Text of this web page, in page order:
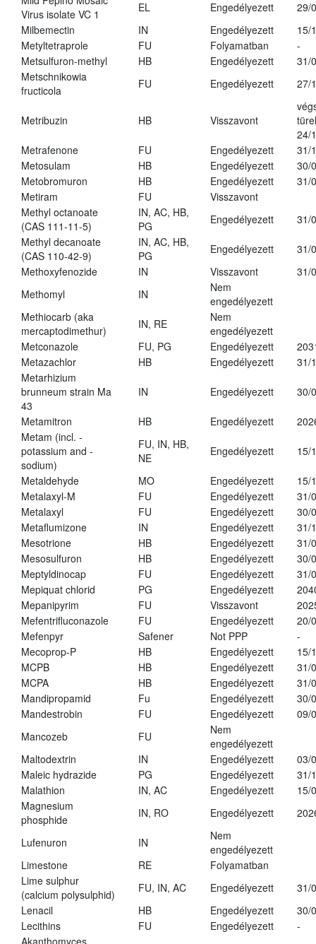
Virus isolate VC 1
EL Engedélyezett
29/
Milbemectin
IN Engedélyezett
15/
Metyltetraprole
FU Folyamatban
-
Metsulfuron-methyl
HB Engedélyezett
31/
Metschnikowia
fructicola
FU Engedélyezett 27/
Metribuzin HB Visszavont
24/
Metrafenone
FU Engedélyezett
31/
Metosulam
HB Engedélyezett
30/
Metobromuron
HB Engedélyezett
31/
Metiram
FU
Visszavont
Methyl octanoate
(CAS 111-11-5)
IN, AC, HB,
PG
Engedélyezett
31/
Methyl decanoate
(CAS 110-42-9)
IN, AC, HB,
PG
Engedélyezett
31/
Methoxyfenozide
IN Visszavont
31/
Methomyl
IN
Nem
engedélyezett
Methiocarb (aka
mercaptodimethur)
IN, RE
Nem
engedélyezett
Metconazole
FU, PG Engedélyezett
Metazachlor
HB Engedélyezett
31/
Metarhizium
brunneum strain Ma
43
IN Engedélyezett 30/
Metamitron HB Engedélyezett
Metam (incl. -
potassium and -
sodium)
FU, IN, HB,
NE
Engedélyezett 15/
Metaldehyde MO Engedélyezett
15/
Metalaxyl-M
FU Engedélyezett
31/
Metalaxyl
FU Engedélyezett
30/
Metaflumizone
IN Engedélyezett
31/
Mesotrione
HB Engedélyezett
31/
Mesosulfuron
HB Engedélyezett
30/
Meptyldinocap
FU Engedélyezett
31/
Mepiquat chlorid
PG Engedélyezett
Mepanipyrim
FU Visszavont
Mefentrifluconazole
FU Engedélyezett
20/
Mefenpyr
Safener Not PPP
-
Mecoprop-P
HB Engedélyezett
15/
MCPB
HB Engedélyezett
31/
MCPA
HB Engedélyezett
31/
Mandipropamid
Fu Engedélyezett
30/
Mandestrobin
FU Engedélyezett
09/
Mancozeb
FU
Nem
engedélyezett
Maltodextrin
IN Engedélyezett
03/
Maleic hydrazide
PG Engedélyezett
31/
Malathion
IN, AC Engedélyezett
15/
Magnesium
phosphide
IN, RO Engedélyezett
Lufenuron IN
Nem
engedélyezett
Limestone
RE
Folyamatban
Lime sulphur
(calcium polysulphid)
FU, IN, AC Engedélyezett
31/
Lenacil
HB Engedélyezett
30/
Lecithins
FU Engedélyezett
-